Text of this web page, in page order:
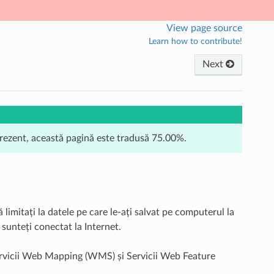
View page source
Learn how to contribute!
Next
această pagină este tradusă 75.00%.
limitați la datele pe care le-ați salvat pe computerul la
conectat la Internet.
Web Mapping (WMS) și Servicii Web Feature